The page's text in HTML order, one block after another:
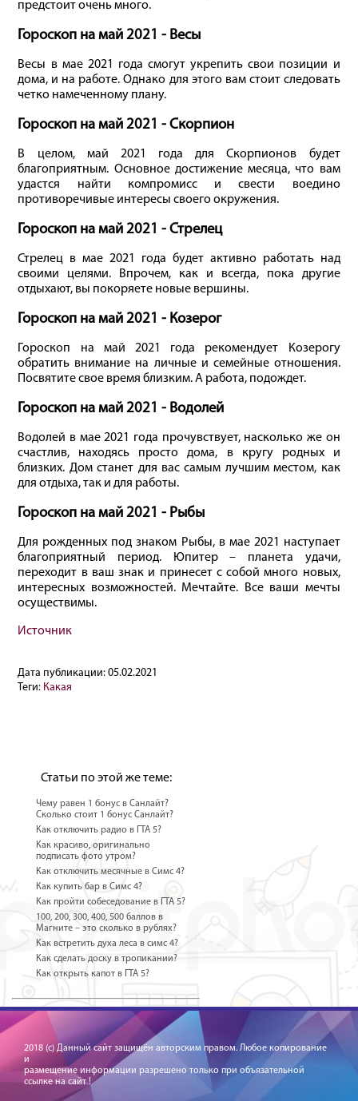
предстоит очень много.
Гороскоп на май 2021 - Весы
Весы в мае 2021 года смогут укрепить свои позиции и
дома, и на работе. Однако для этого вам стоит следовать
четко намеченному плану.
Гороскоп на май 2021 - Скорпион
В целом, май 2021 года для Скорпионов будет
благоприятным. Основное достижение месяца, что вам
удастся найти компромисс и свести воедино
противоречивые интересы своего окружения.
Гороскоп на май 2021 - Стрелец
Стрелец в мае 2021 года будет активно работать над
своими целями. Впрочем, как и всегда, пока другие
отдыхают, вы покоряете новые вершины.
Гороскоп на май 2021 - Козерог
Гороскоп на май 2021 года рекомендует Козерогу
обратить внимание на личные и семейные отношения.
Посвятите свое время близким. А работа, подождет.
Гороскоп на май 2021 - Водолей
Водолей в мае 2021 года прочувствует, насколько же он
счастлив, находясь просто дома, в кругу родных и
близких. Дом станет для вас самым лучшим местом, как
для отдыха, так и для работы.
Гороскоп на май 2021 - Рыбы
Для рожденных под знаком Рыбы, в мае 2021 наступает
благоприятный период. Юпитер – планета удачи,
переходит в ваш знак и принесет с собой много новых,
интересных возможностей. Мечтайте. Все ваши мечты
осуществимы.
Источник
Дата публикации:05.02.2021
Теги: Какая
Статьи по этой же теме:
Чему равен 1 бонус в Санлайт?
Сколько стоит 1 бонус Санлайт?
Как отключить радио в ГТА 5?
Как красиво, оригинально
подписать фото утром?
Как отключить месячные в Симс 4?
Как купить бар в Симс 4?
Как пройти собеседование в ГТА 5?
100, 200, 300, 400, 500 баллов в
Магните – это сколько в рублях?
Как встретить духа леса в симс 4?
Как сделать доску в тропикании?
Как открыть капот в ГТА 5?
2018 (c) Данный сайт защищён авторским правом. Любое копирование
и
размещение информации разрешено только при объязательной
ссылке на сайт !